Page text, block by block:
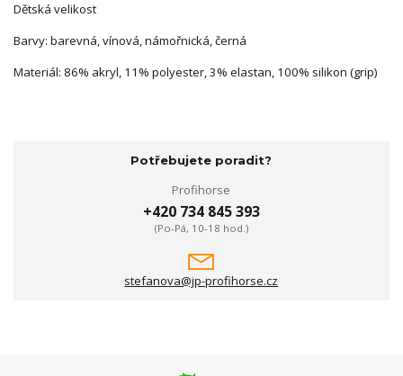
Dětská velikost
Barvy: barevná, vínová, námořnická, černá
Materiál: 86% akryl, 11% polyester, 3% elastan, 100% silikon (grip)
Potřebujete poradit?
Profihorse
+420 734 845 393
(Po-Pá, 10-18 hod.)
stefanova@jp-profihorse.cz